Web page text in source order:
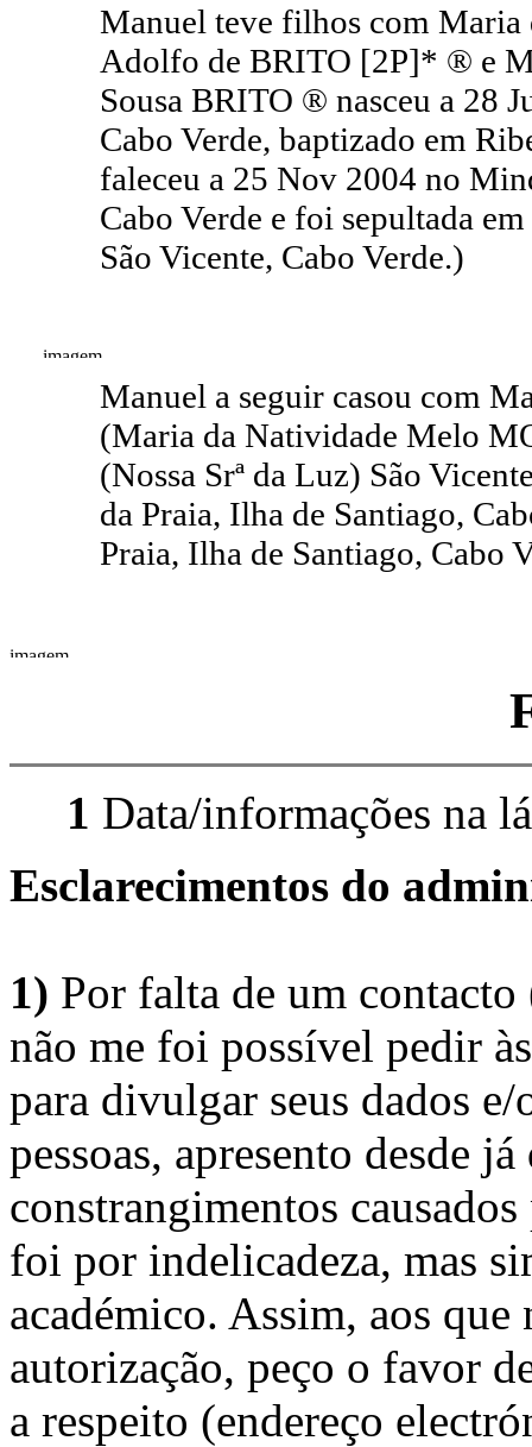
Manuel teve filhos com
Adolfo de BRITO [2P]* ® e
Sousa BRITO ® nasceu a 28
Cabo Verde, baptizado em
faleceu a 25 Nov 2004 no
Cabo Verde e foi sepultada
São Vicente, Cabo Verde.)
Manuel a seguir casou com
(Maria da Natividade Melo
(Nossa Srª da Luz) São
da Praia, Ilha de Santiago,
Praia, Ilha de Santiago, Cabo
1 Data/informações na
Esclarecimentos do
1) Por falta de um
não me foi possível pedir
para divulgar seus dados
pessoas, apresento desde
constrangimentos
foi por indelicadeza, mas
académico. Assim, aos
autorização, peço o favor
a respeito (endereço